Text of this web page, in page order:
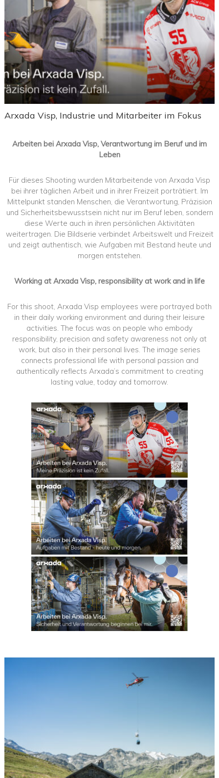
Arxada Visp, Industrie und Mitarbeiter im Fokus
Arbeiten bei Arxada Visp, Verantwortung im Beruf und im
Leben
Für dieses Shooting wurden Mitarbeitende von Arxada Visp
bei ihrer täglichen Arbeit und in ihrer Freizeit porträtiert. Im
Mittelpunkt standen Menschen, die Verantwortung, Präzision
und Sicherheitsbewusstsein nicht nur im Beruf leben, sondern
diese Werte auch in ihren persönlichen Aktivitäten
weitertragen. Die Bildserie verbindet Arbeitswelt und Freizeit
und zeigt authentisch, wie Aufgaben mit Bestand heute und
morgen entstehen.
Working at Arxada Visp, responsibility at work and in life
For this shoot, Arxada Visp employees were portrayed both
in their daily working environment and during their leisure
activities. The focus was on people who embody
responsibility, precision and safety awareness not only at
work, but also in their personal lives. The image series
connects professional life with personal passion and
authentically reflects Arxada’s commitment to creating
lasting value, today and tomorrow.